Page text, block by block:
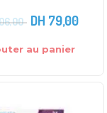
DH 79,00
au panier